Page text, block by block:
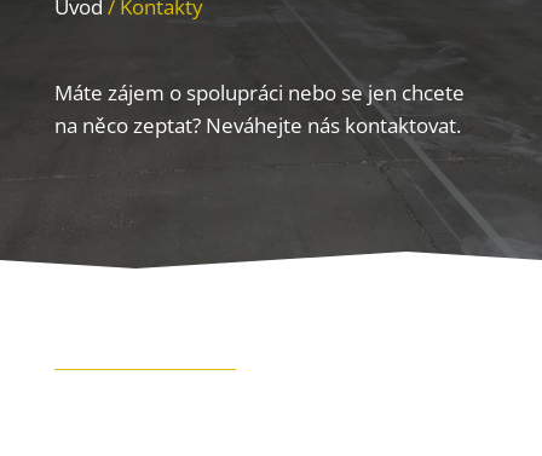
Úvod / Kontakty
Máte zájem o spolupráci nebo se jen chcete
na něco zeptat? Neváhejte nás kontaktovat.